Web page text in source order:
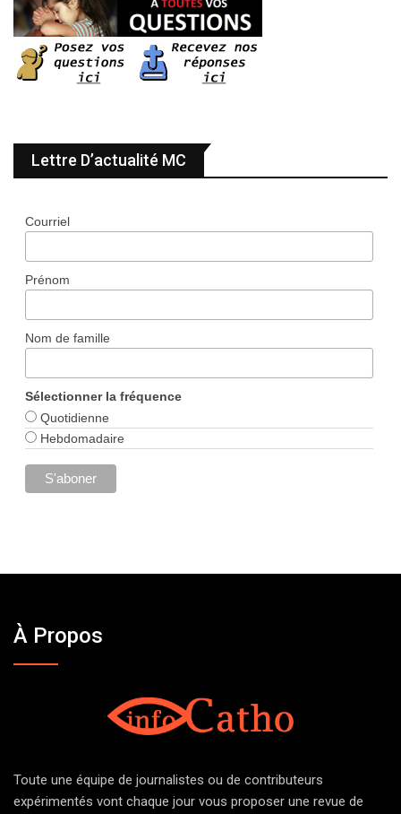
Lettre D’actualité MC
Courriel
Prénom
Nom de famille
Sélectionner la fréquence
Quotidienne
Hebdomadaire
À Propos
Toute une équipe de journalistes ou de contributeurs
expérimentés vont chaque jour vous proposer une revue de